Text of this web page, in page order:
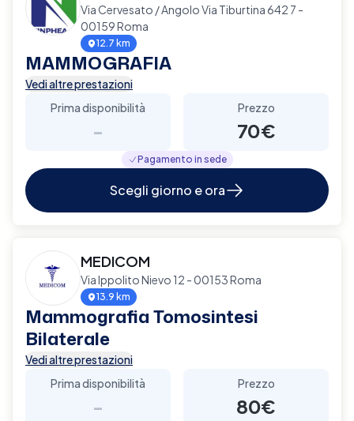
Via Cervesato / Angolo Via Tiburtina 642 7 -
00159 Roma
12.7 km
MAMMOGRAFIA
Vedi altre prestazioni
Prima disponibilità
-
Prezzo
70€
Pagamento in sede
Scegli giorno e ora
MEDICOM
Via Ippolito Nievo 12 - 00153 Roma
13.9 km
Mammografia Tomosintesi
Bilaterale
Vedi altre prestazioni
Prima disponibilità
-
Prezzo
80€